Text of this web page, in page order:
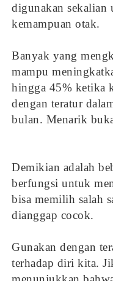
digunakan sekalian
kemampuan otak.
Banyak yang
mampu
hingga 45% ketika
dengan teratur
bulan. Menarik
Demikian adalah
berfungsi untuk
bisa memilih salah
dianggap cocok.
Gunakan dengan
terhadap diri kita.